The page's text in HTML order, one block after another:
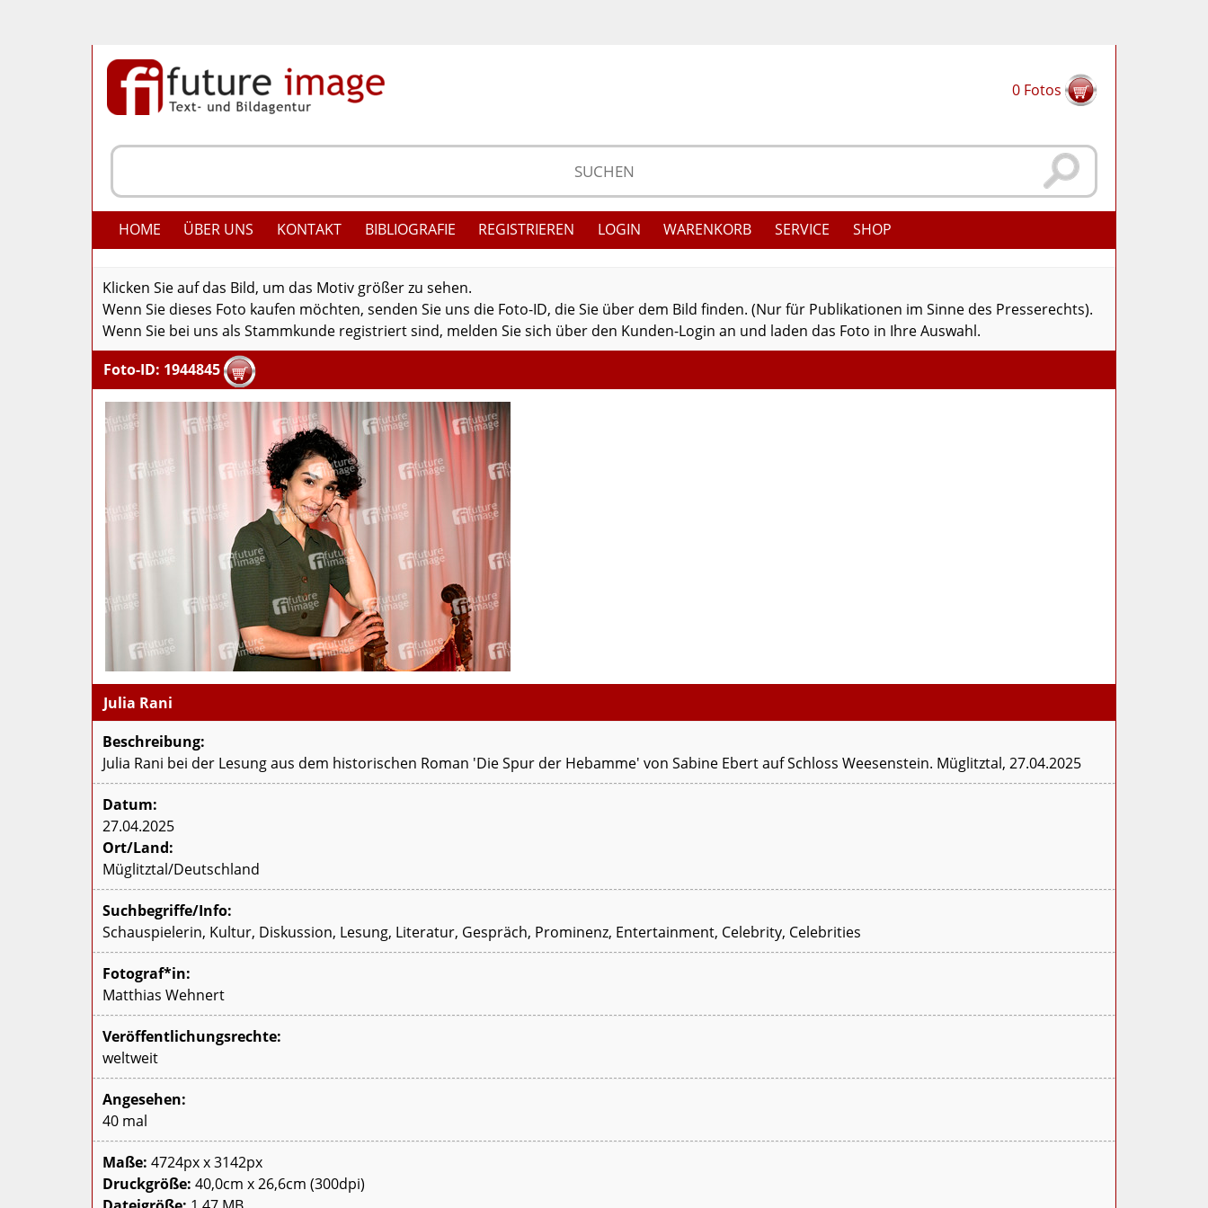
0 Fotos
HOME ÜBER UNS KONTAKT BIBLIOGRAFIE REGISTRIEREN LOGIN WARENKORB SERVICE SHOP
Klicken Sie auf das Bild, um das Motiv größer zu sehen.
Wenn Sie dieses Foto kaufen möchten, senden Sie uns die Foto-ID, die Sie über dem Bild finden. (Nur für Publikationen im Sinne des Presserechts).
Wenn Sie bei uns als Stammkunde registriert sind, melden Sie sich über den Kunden-Login an und laden das Foto in Ihre Auswahl.
Foto-ID: 1944845
Julia Rani
Beschreibung:
Julia Rani bei der Lesung aus dem historischen Roman 'Die Spur der Hebamme' von Sabine Ebert auf Schloss Weesenstein. Müglitztal, 27.04.2025
Datum:
27.04.2025
Ort/Land:
Müglitztal/Deutschland
Suchbegriffe/Info:
Schauspielerin, Kultur, Diskussion, Lesung, Literatur, Gespräch, Prominenz, Entertainment, Celebrity, Celebrities
Fotograf*in:
Matthias Wehnert
Veröffentlichungsrechte:
weltweit
Angesehen:
40 mal
Maße: 4724px x 3142px
Druckgröße: 40,0cm x 26,6cm (300dpi)